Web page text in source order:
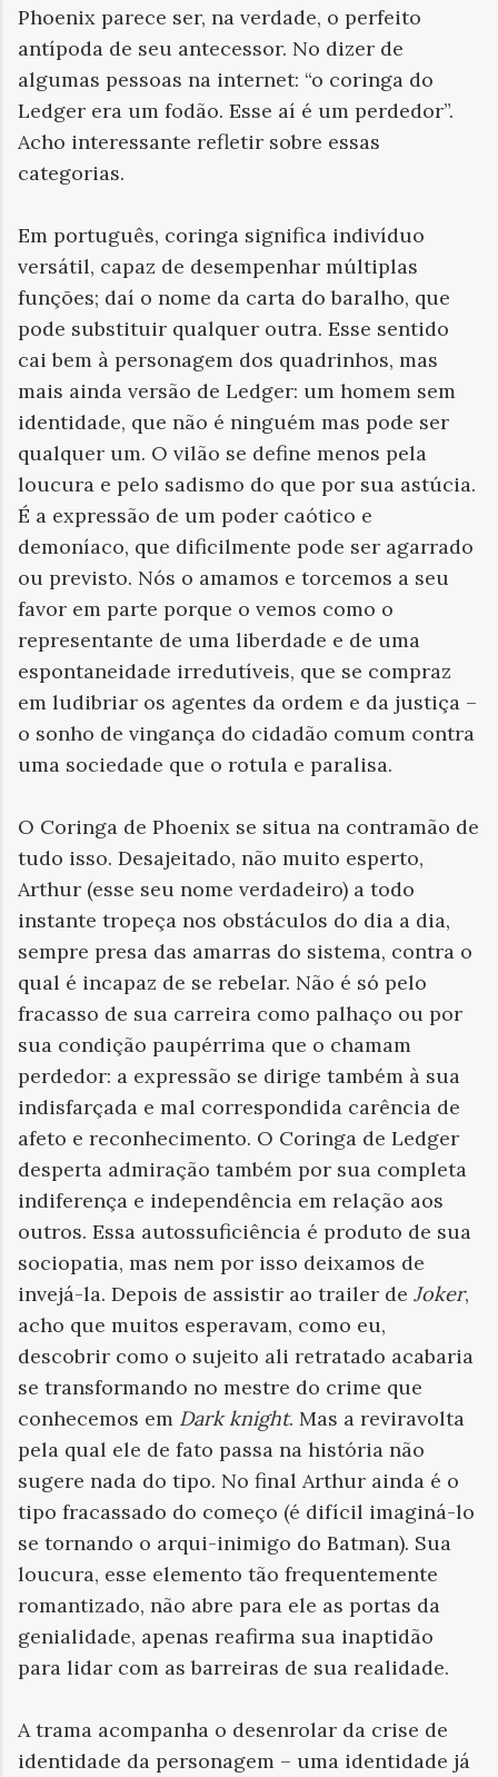
Phoenix parece ser, na verdade, o perfeito
antípoda de seu antecessor. No dizer de
algumas pessoas na internet: “o coringa do
Ledger era um fodão. Esse aí é um perdedor”.
Acho interessante refletir sobre essas
categorias.
Em português, coringa significa indivíduo
versátil, capaz de desempenhar múltiplas
funções; daí o nome da carta do baralho, que
pode substituir qualquer outra. Esse sentido
cai bem à personagem dos quadrinhos, mas
mais ainda versão de Ledger: um homem sem
identidade, que não é ninguém mas pode ser
qualquer um. O vilão se define menos pela
loucura e pelo sadismo do que por sua astúcia.
É a expressão de um poder caótico e
demoníaco, que dificilmente pode ser agarrado
ou previsto. Nós o amamos e torcemos a seu
favor em parte porque o vemos como o
representante de uma liberdade e de uma
espontaneidade irredutíveis, que se compraz
em ludibriar os agentes da ordem e da justiça –
o sonho de vingança do cidadão comum contra
uma sociedade que o rotula e paralisa.
O Coringa de Phoenix se situa na contramão de
tudo isso. Desajeitado, não muito esperto,
Arthur (esse seu nome verdadeiro) a todo
instante tropeça nos obstáculos do dia a dia,
sempre presa das amarras do sistema, contra o
qual é incapaz de se rebelar. Não é só pelo
fracasso de sua carreira como palhaço ou por
sua condição paupérrima que o chamam
perdedor: a expressão se dirige também à sua
indisfarçada e mal correspondida carência de
afeto e reconhecimento. O Coringa de Ledger
desperta admiração também por sua completa
indiferença e independência em relação aos
outros. Essa autossuficiência é produto de sua
sociopatia, mas nem por isso deixamos de
invejá-la. Depois de assistir ao trailer de Joker,
acho que muitos esperavam, como eu,
descobrir como o sujeito ali retratado acabaria
se transformando no mestre do crime que
conhecemos em Dark knight. Mas a reviravolta
pela qual ele de fato passa na história não
sugere nada do tipo. No final Arthur ainda é o
tipo fracassado do começo (é difícil imaginá-lo
se tornando o arqui-inimigo do Batman). Sua
loucura, esse elemento tão frequentemente
romantizado, não abre para ele as portas da
genialidade, apenas reafirma sua inaptidão
para lidar com as barreiras de sua realidade.
A trama acompanha o desenrolar da crise de
identidade da personagem – uma identidade já